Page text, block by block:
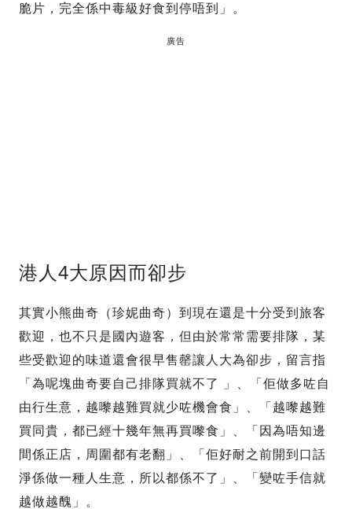
脆片，完全係中毒級好食到停唔到」。
廣告
港人4大原因而卻步
其實小熊曲奇（珍妮曲奇）到現在還是十分受到旅客
歡迎，也不只是國內遊客，但由於常常需要排隊，某
些受歡迎的味道還會很早售罄讓人大為卻步，留言指
「為呢塊曲奇要自己排隊買就不了 」、「佢做多咗自
由行生意，越嚟越難買就少咗機會食」、「越嚟越難
買同貴，都已經十幾年無再買嚟食」、「因為唔知邊
間係正店，周圍都有老翻」、「佢好耐之前開到口話
淨係做一種人生意，所以都係不了」、「變咗手信就
越做越醜」。